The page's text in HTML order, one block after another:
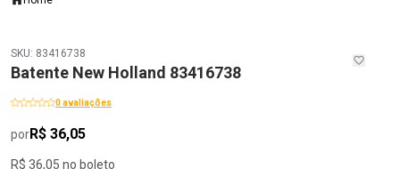
SKU: 83416738
Batente New Holland 83416738
0 avaliações
porR$ 36,05
R$ 36,05 no boleto